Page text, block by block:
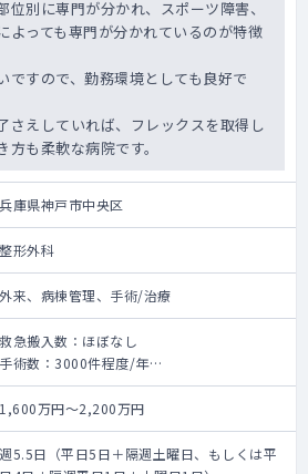
別に専門が分かれ、スポーツ障害、
よっても専門が分かれているのが特徴
ですので、勤務環境としても良好で
さえしていれば、フレックスを取得し
も柔軟な病院です。
兵庫県神戸市中央区
整形外科
外来、病棟管理、手術/治療
救急搬入数：ほぼなし
手術数：3000件程度/年
術前、術後の診察とオペの業務です。
同法人内のクリニックで外来を行っておりま
すので、病院では一般の外来（通院での治
療）を行っておりません。
1,600万円～2,200万円
週5.5日（平日5日＋隔週土曜日、もしくは平